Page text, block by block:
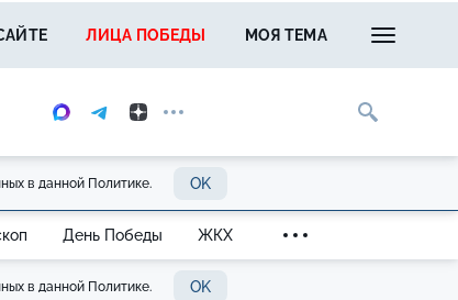
ЛИЦА ПОБЕДЫ МОЯ ТЕМА
в данной Политике. OK
День Победы ЖКХ
в данной Политике. OK